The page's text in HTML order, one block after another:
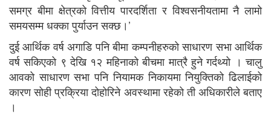
समग्र बीमा क्षेत्रको वित्तीय पारदर्शिता र विश्वसनीयतामा नै लामो
समयसम्म धक्का पुर्याउन सक्छ।’
दुई आर्थिक वर्ष अगाडि पनि बीमा कम्पनीहरुको साधारण सभा आर्थिक
वर्ष सकिएको ९ देखि १२ महिनाको बीचमा मात्रै हुने गर्दथ्यो । चालु
आवको साधारण सभा पनि नियामक निकायमा नियुक्तिको ढिलाईको
कारण सोही प्रक्रिया दोहोरिने अवस्थामा रहेको ती अधिकारीले बताए
।